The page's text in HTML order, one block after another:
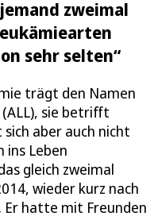
zweimal
sehr selten“
trägt den Namen
sie betrifft
sich aber auch nicht
ins Leben
gleich zweimal
wieder kurz nach
hatte mit Freunden